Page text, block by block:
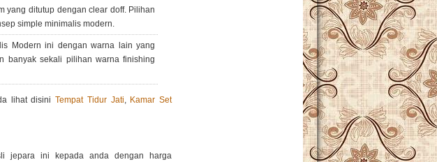
yang ditutup dengan clear doff. Pilihan
simple minimalis modern.
Modern ini dengan warna lain yang
banyak sekali pilihan warna finishing
lihat disiniTempat Tidur Jati, Kamar Set
jepara ini kepada anda dengan harga